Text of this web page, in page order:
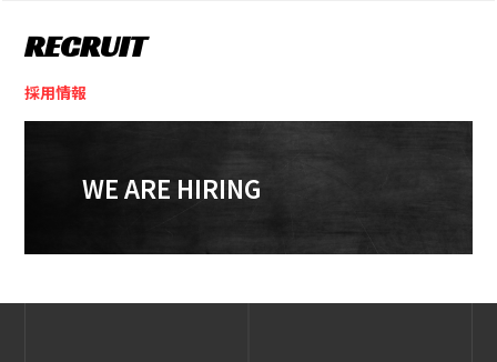
RECRUIT
採用情報
WE ARE HIRING